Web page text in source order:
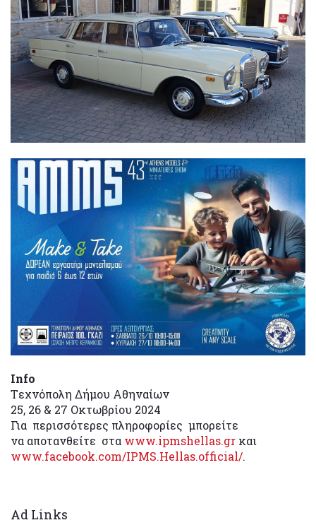
Info
Tεχνόπολη Δήμου Αθηναίων
25, 26 & 27 Οκτωβρίου 2024
Για περισσότερες πληροφορίες μπορείτε
να αποτανθείτε στα www.ipmshellas.gr και
www.facebook.com/IPMS.Hellas.official/.
Ad Links